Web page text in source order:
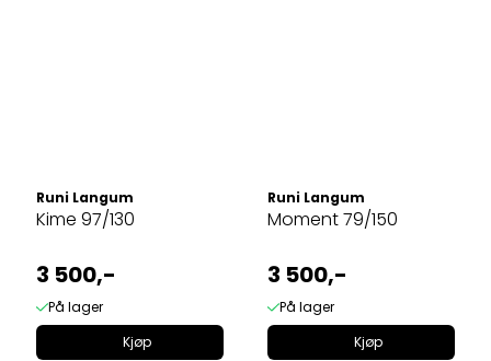
Runi Langum
Kime 97/130
3 500,-
På lager
Kjøp
Runi Langum
Moment 79/150
3 500,-
På lager
Kjøp